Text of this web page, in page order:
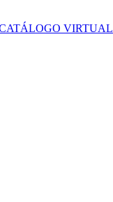
VIRTUAL